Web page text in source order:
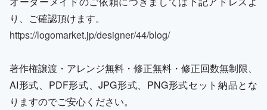
り、ご確認頂けます。
https://logomarket.jp/designer/44/blog/
著作権譲渡・アレンジ無料・修正無料・修正回数無制限、
AI形式、PDF形式、JPG形式、PNG形式セット納品とな
りますのでご安心ください。